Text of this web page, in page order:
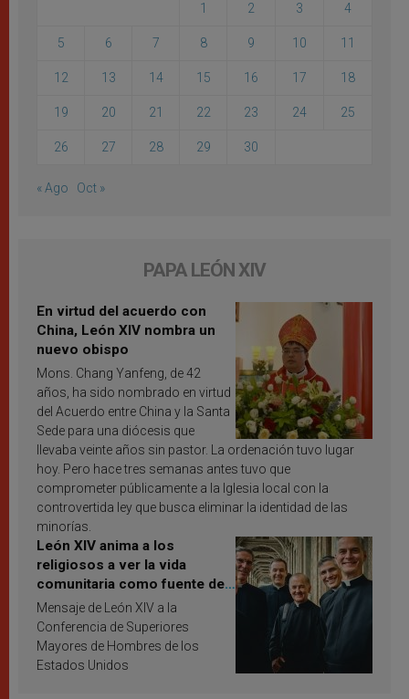
1 2 3 4
5 6 7 8 9 10 11
12 13 14 15 16 17 18
19 20 21 22 23 24 25
26 27 28 29 30
« Ago Oct »
PAPA LEÓN XIV
En virtud del acuerdo con
China, León XIV nombra un
nuevo obispo
Mons. Chang Yanfeng, de 42
años, ha sido nombrado en virtud
del Acuerdo entre China y la Santa
Sede para una diócesis que
llevaba veinte años sin pastor. La ordenación tuvo lugar
hoy. Pero hace tres semanas antes tuvo que
comprometer públicamente a la Iglesia local con la
controvertida ley que busca eliminar la identidad de las
minorías.
León XIV anima a los
religiosos a ver la vida
comunitaria como fuente de
inspiración y santificación
Mensaje de León XIV a la
Conferencia de Superiores
Mayores de Hombres de los
Estados Unidos